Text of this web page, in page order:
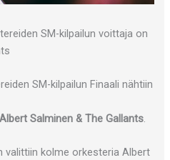
SM-kilpailun Finaali nähtiin
Albert Salminen & The Gallants.
valittiin kolme orkesteria Albert